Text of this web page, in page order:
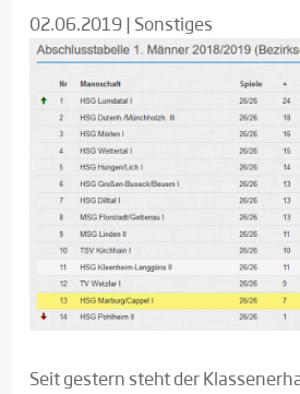
02.06.2019| Sonstiges
Seit gestern steht der